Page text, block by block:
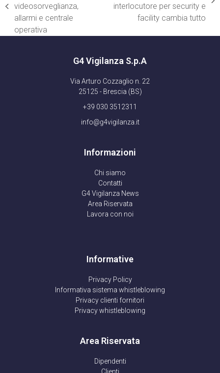
post
precedente:
videosorveglianza,
allarmi e centrale
operativa
articolo
successivo:
interlocutore per security e
facility cambia tutto
G4 Vigilanza S.p.A
Via Arturo Cozzaglio n. 22
25125 - Brescia (BS)
+39 030 3512311
info@g4vigilanza.it
Informazioni
Chi siamo
Contatti
G4 Vigilanza News
Area Riservata
Lavora con noi
Informative
Privacy Policy
Informativa sistema whistleblowing
Privacy clienti fornitori
Privacy whistleblowing
Area Riservata
Dipendenti
Clienti